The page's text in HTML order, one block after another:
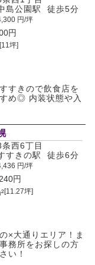
島公園駅 徒歩5分
円/坪
円
坪]
すきので飲食店を
め◎ 内装状態や入
西6丁目
すきの駅 徒歩6分
円/坪
円
[11.27坪]
×大通りエリア！ま
務所をお探しの方
い！